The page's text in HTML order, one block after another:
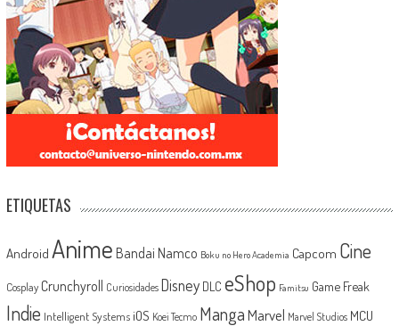
ETIQUETAS
Android Anime Bandai Namco Boku no Hero Academia Capcom Cine
Cosplay Crunchyroll Curiosidades Disney DLC eShop Famitsu Game Freak
Indie Intelligent Systems iOS Koei Tecmo MangaMarvel Marvel Studios MCU